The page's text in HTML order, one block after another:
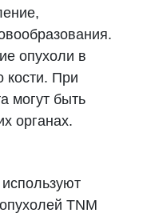
опухоли в
кости. При
могут быть
органах.
используют
TNM